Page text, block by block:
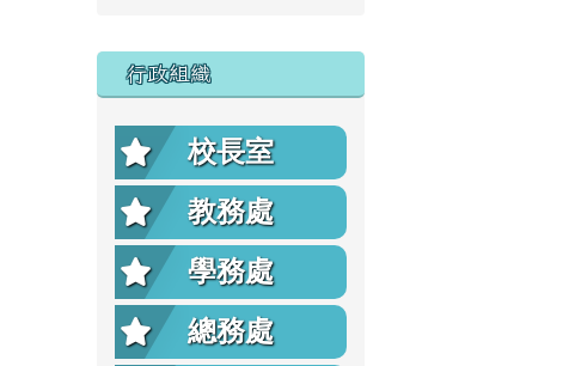
行政組織
校長室
教務處
學務處
總務處